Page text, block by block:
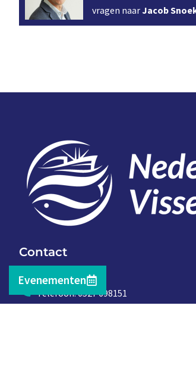
vragen naarJacob
Contact
Telefoon: 0527 698151
Evenementen